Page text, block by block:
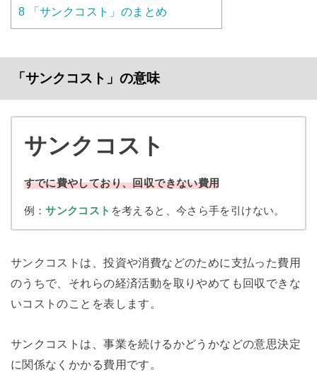
8 「サンクコスト」のまとめ
「サンクコスト」の意味
サンクコスト
すでに費やしており、回収できない費用
例：サンクコスト を考えると、今さら手を引けない。
サンクコストは、投資や消費などのために支払った費用
のうちで、それらの経済活動を取りやめても回収できな
いコストのことを表します。
サンクコストは、事業を続けるかどうかなどの意思決定
に関係なくかかる費用です。